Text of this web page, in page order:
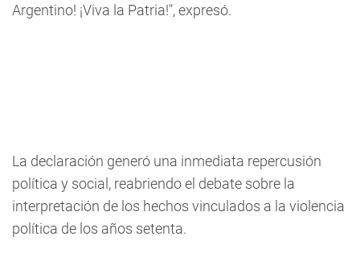
Argentino! ¡Viva la Patria!", expresó.
La declaración generó una inmediata repercusión
política y social, reabriendo el debate sobre la
interpretación de los hechos vinculados a la violencia
política de los años setenta.